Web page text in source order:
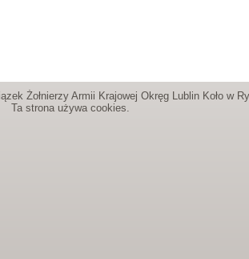
Żołnierzy Armii Krajowej Okręg Lublin Koło w
strona używa cookies.